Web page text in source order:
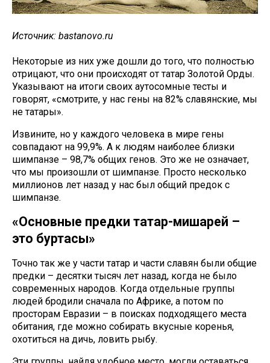
Источник: bastanovo.ru
Некоторые из них уже дошли до того, что полностью
отрицают, что они происходят от татар Золотой Орды.
Указывают на итоги своих аутосомные тесты и
говорят, «смотрите, у нас гены на 82% славянские, мы
не татары».
Извините, но у каждого человека в мире гены
совпадают на 99,9%. А к людям наиболее близки
шимпанзе – 98,7% общих генов. Это же не означает,
что мы произошли от шимпанзе. Просто несколько
миллионов лет назад у нас был общий предок с
шимпанзе.
«Основные предки татар-мишарей –
это буртасы»
Точно так же у части татар и части славян были общие
предки – десятки тысяч лет назад, когда не было
современных народов. Когда отдельные группы
людей бродили сначала по Африке, а потом по
просторам Евразии – в поисках подходящего места
обитания, где можно собирать вкусные коренья,
охотиться на дичь, ловить рыбу.